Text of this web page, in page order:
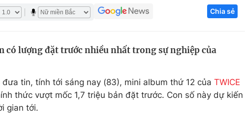
Giáo dục
Học trực tuyến
Công nghệ
Sản phẩm
Tư vấn
Chia sẻ
có lượng đặt trước nhiều nhất trong sự nghiệp của
tin, tính tới sáng nay (83), mini album thứ 12 của TWICE
thức vượt mốc 1,7 triệu bản đặt trước. Con số này dự kiến
gian tới.